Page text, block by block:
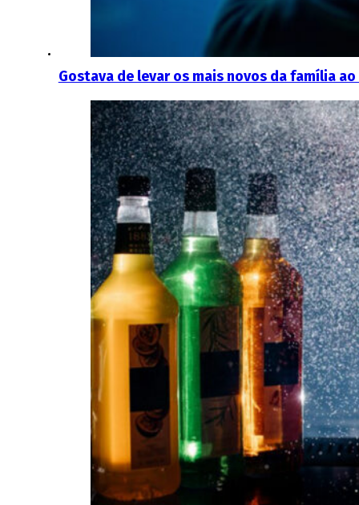
Gostava de levar os mais novos da família